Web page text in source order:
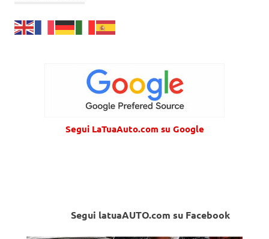
Segui LaTuaAuto.com su Google
Segui latuaAUTO.com su Facebook